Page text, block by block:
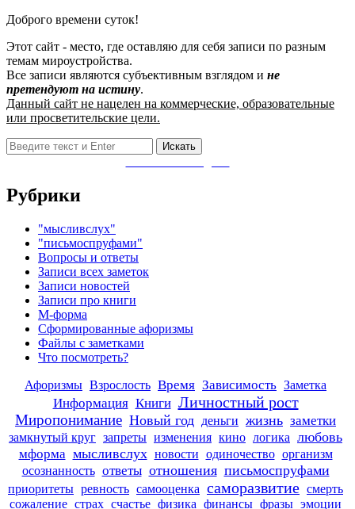
Доброго времени суток!
Этот сайт - место, где оставляю для себя записи по разным
темам мироустройства.
Все записи являются субъективным взглядом и не
претендуют на истину.
Данный сайт не нацелен на коммерческие, образовательные
или просветительские цели.
Поиск:
Рубрики
"мысливслух"
"письмоспруфами"
Вопросы и ответы
Записи всех заметок
Записи новостей
Записи про книги
М-форма
Сформированные афоризмы
Файлы с заметками
Что посмотреть?
Афоризмы Взрослость Время Зависимость Заметка
Информация Книги Личностный рост
Миропонимание Новый год деньги жизнь заметки
замкнутый круг запреты изменения кино логика любовь
мформа мысливслух новости одиночество организм
осознанность ответы отношения письмоспруфами
приоритеты ревность самооценка саморазвитие смерть
сожаление страх счастье физика финансы фразы эмоции